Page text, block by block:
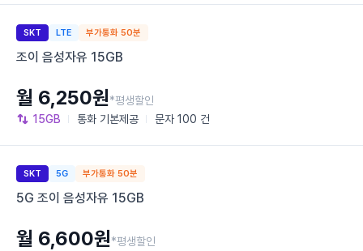
SKT LTE 부가통화 50분
조이 음성자유 15GB
15GB 통화 기본제공 문자 100 건
월 6,250원*평생할인
SKT 5G 부가통화 50분
5G 조이 음성자유 15GB
월 6,600원*평생할인